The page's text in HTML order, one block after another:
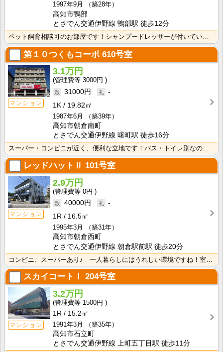
1997年9月
（築28年）
高知市鴨部
とさでん交通伊野線 鴨部駅 徒歩12分
第１０つくもコーポ 610号室
マンション
3.1万円
3000円
31000円
-
1K
19.82㎡
1987年6月
（築39年）
高知市朝倉南町
とさでん交通伊野線 曙町駅 徒歩16分
レッドハットⅡ 101号室
マンション
2.9万円
0円
40000円
-
1R
16.5㎡
1995年3月
（築31年）
高知市朝倉西町
とさでん交通伊野線 朝倉駅前駅 徒歩20分
スカイコートⅠ 204号室
マンション
3.2万円
1500円
1R
15.2㎡
1991年3月
（築35年）
高知市石立町
とさでん交通伊野線 上町五丁目駅 徒歩11分